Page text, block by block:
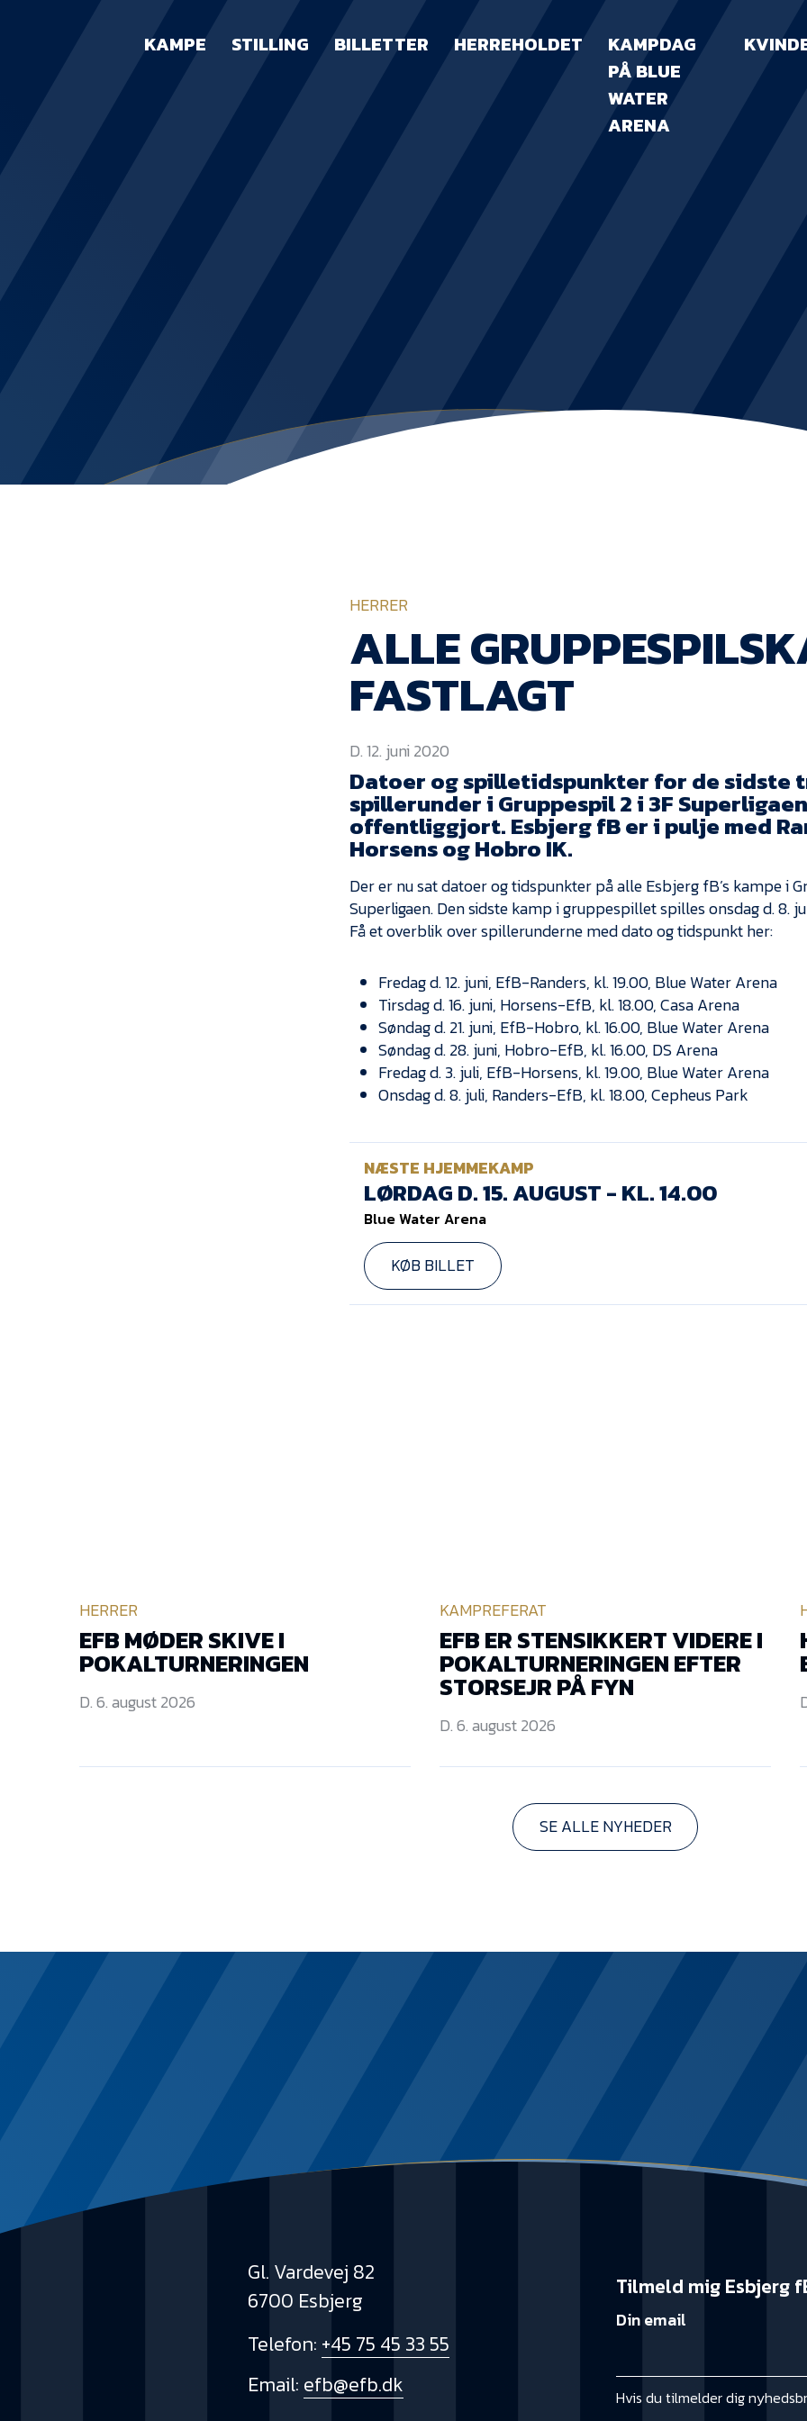
KAMPE STILLING BILLETTER HERREHOLDET
KAMPDAG
PÅ BLUE
WATER
ARENA
HERRER
ALLE
FASTLAGT
D. 12. juni 2020
Datoer og spilletidspunkter for de sidste
spillerunder i Gruppespil 2 i 3F
offentliggjort. Esbjerg fB er i pulje med
Horsens og Hobro IK.
Der er nu sat datoer og tidspunkter på alle Esbjerg fB’s kampe i
Superligaen. Den sidste kamp i gruppespillet spilles onsdag d. 8.
Få et overblik over spillerunderne med dato og tidspunkt her:
Fredag d. 12. juni, EfB-Randers, kl. 19.00, Blue Water Arena
Tirsdag d. 16. juni, Horsens-EfB, kl. 18.00, Casa Arena
Søndag d. 21. juni, EfB-Hobro, kl. 16.00, Blue Water Arena
Søndag d. 28. juni, Hobro-EfB, kl. 16.00, DS Arena
Fredag d. 3. juli, EfB-Horsens, kl. 19.00, Blue Water Arena
Onsdag d. 8. juli, Randers-EfB, kl. 18.00, Cepheus Park
NÆSTE HJEMMEKAMP
LØRDAG D. 15. AUGUST - KL. 14.00
Blue Water Arena
KØB BILLET
HERRER
EFB MØDER SKIVE I
POKALTURNERINGEN
D. 6. august 2026
KAMPREFERAT
EFB ER STENSIKKERT VIDERE I
POKALTURNERINGEN EFTER
STORSEJR PÅ FYN
D. 6. august 2026
SE ALLE NYHEDER
Gl. Vardevej 82
6700 Esbjerg
Telefon: +45 75 45 33 55
Email: efb@efb.dk
Tilmeld mig Esbjerg
Din email
Hvis du tilmelder dig